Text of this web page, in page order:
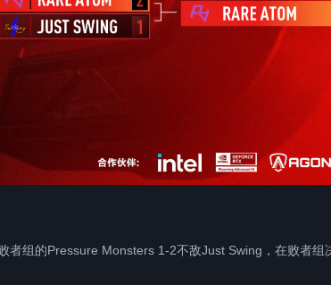
者组的Pressure Monsters 1-2不敌Just Swing，在败者组